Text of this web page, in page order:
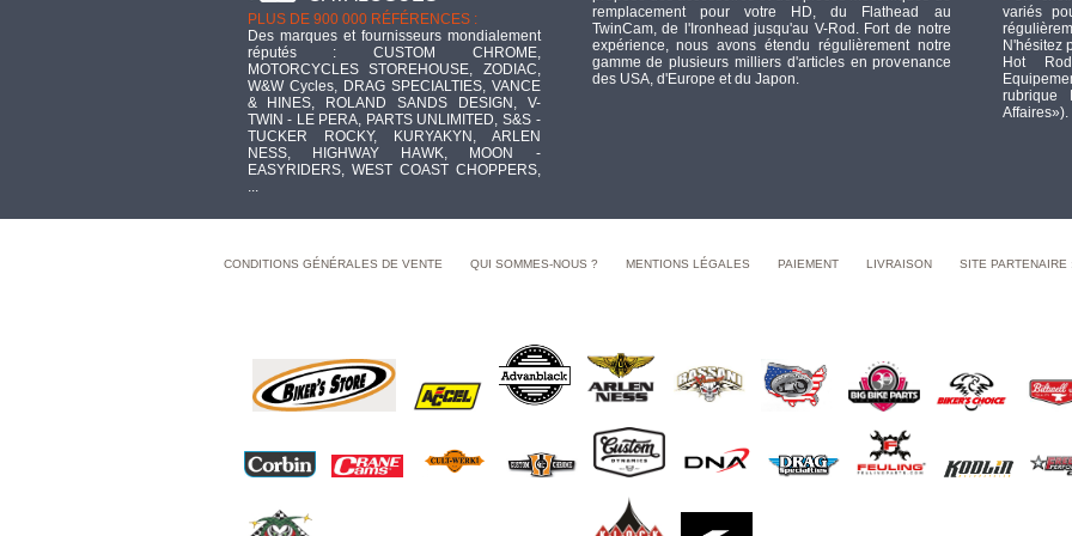
PLUS DE 900 000 RÉFÉRENCES :
Des marques et fournisseurs mondialement
réputés : CUSTOM CHROME,
MOTORCYCLES STOREHOUSE, ZODIAC,
W&W Cycles, DRAG SPECIALTIES, VANCE
& HINES, ROLAND SANDS DESIGN, V-
TWIN - LE PERA, PARTS UNLIMITED, S&S -
TUCKER ROCKY, KURYAKYN, ARLEN
NESS, HIGHWAY HAWK, MOON -
EASYRIDERS, WEST COAST CHOPPERS,
...
remplacement pour votre HD, du Flathead au
TwinCam, de l'Ironhead jusqu'au V-Rod. Fort de notre
expérience, nous avons étendu régulièrement notre
gamme de plusieurs milliers d'articles en provenance
des USA, d'Europe et du Japon.
variés
N'hésitez
Hot
rubrique
Affaires»).
CONDITIONS GÉNÉRALES DE VENTE QUI SOMMES-NOUS ? MENTIONS LÉGALES PAIEMENT LIVRAISON SITE PARTENAIRE